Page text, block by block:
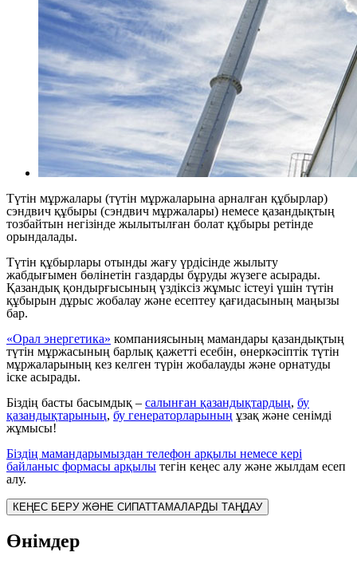
Түтін мұржалары (түтін мұржаларына арналған құбырлар)
сэндвич құбыры (сэндвич мұржалары) немесе қазандықтың
тозбайтын негізінде жылытылған болат құбыры ретінде
орындалады.
Түтін құбырлары отынды жағу үрдісінде жылыту
жабдығымен бөлінетін газдарды бұруды жүзеге асырады.
Қазандық қондырғысының үздіксіз жұмыс істеуі үшін түтін
құбырын дұрыс жобалау және есептеу қағидасының маңызы
бар.
«Орал энергетика» компаниясының мамандары қазандықтың
түтін мұржасының барлық қажетті есебін, өнеркәсіптік түтін
мұржаларының кез келген түрін жобалауды және орнатуды
іске асырады.
Біздің басты басымдық – салынған қазандықтардың, бу
қазандықтарының, бу генераторларының ұзақ және сенімді
жұмысы!
Біздің мамандарымыздан телефон арқылы немесе кері
байланыс формасы арқылы тегін кеңес алу және жылдам есеп
алу.
КЕҢЕС БЕРУ ЖӘНЕ СИПАТТАМАЛАРДЫ ТАҢДАУ
Өнімдер